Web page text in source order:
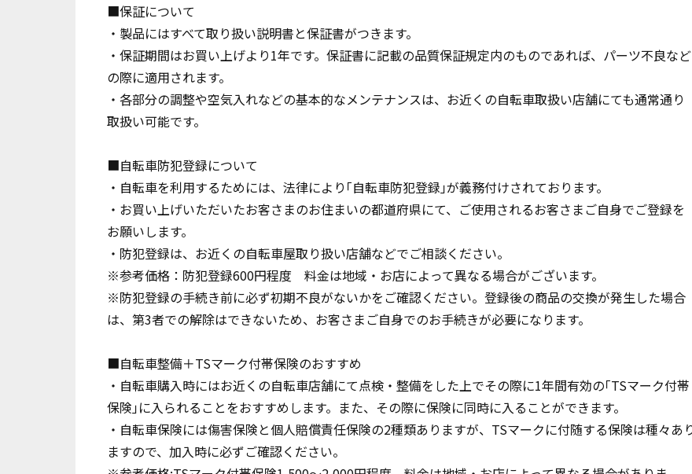
■保証について
・製品にはすべて取り扱い説明書と保証書がつきます。
・保証期間はお買い上げより1年です。保証書に記載の品質保証規定内のものであれば、パーツ不良など
の際に適用されます。
・各部分の調整や空気入れなどの基本的なメンテナンスは、お近くの自転車取扱い店舗にても通常通り
取扱い可能です。
■自転車防犯登録について
・自転車を利用するためには、法律により｢自転車防犯登録｣が義務付けされております。
・お買い上げいただいたお客さまのお住まいの都道府県にて、ご使用されるお客さまご自身でご登録を
お願いします。
・防犯登録は、お近くの自転車屋取り扱い店舗などでご相談ください。
※参考価格：防犯登録600円程度 料金は地域・お店によって異なる場合がございます。
※防犯登録の手続き前に必ず初期不良がないかをご確認ください。登録後の商品の交換が発生した場合
は、第3者での解除はできないため、お客さまご自身でのお手続きが必要になります。
■自転車整備＋TSマーク付帯保険のおすすめ
・自転車購入時にはお近くの自転車店舗にて点検・整備をした上でその際に1年間有効の｢TSマーク付帯
保険｣に入られることをおすすめします。また、その際に保険に同時に入ることができます。
・自転車保険には傷害保険と個人賠償責任保険の2種類ありますが、TSマークに付随する保険は種々あ
ますので、加入時に必ずご確認ください。